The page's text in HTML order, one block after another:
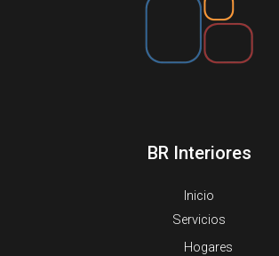
BR Interiores
Inicio
Servicios
Hogares